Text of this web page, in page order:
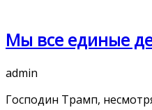
Мы все единые
admin
Господин Трамп,